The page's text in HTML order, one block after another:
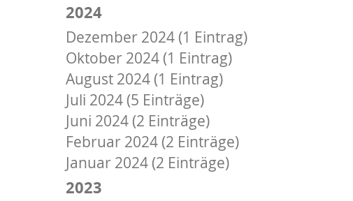
2024
Dezember 2024 (1 Eintrag)
Oktober 2024 (1 Eintrag)
August 2024 (1 Eintrag)
Juli 2024 (5 Einträge)
Juni 2024 (2 Einträge)
Februar 2024 (2 Einträge)
Januar 2024 (2 Einträge)
2023